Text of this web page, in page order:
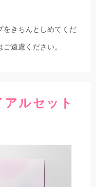
きちんとしめてくだ
遠慮ください。
ルセット